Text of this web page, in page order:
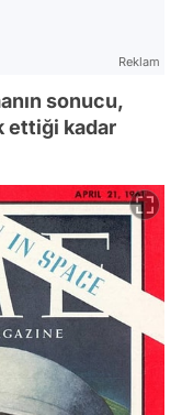
Reklam
sonucu,
ettiği kadar